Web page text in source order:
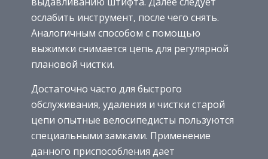
ослабить инструмент, после чего снять.
Аналогичным способом с помощью
выжимки снимается цепь для регулярной
плановой чистки.
Достаточно часто для быстрого
обслуживания, удаления и чистки старой
цепи опытные велосипедисты пользуются
специальными замками. Применение
данного приспособления дает